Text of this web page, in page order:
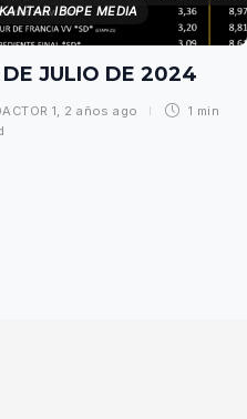
KANTAR IBOPE MEDIA
DE JULIO DE 2024
1, 2 años ago
1 min